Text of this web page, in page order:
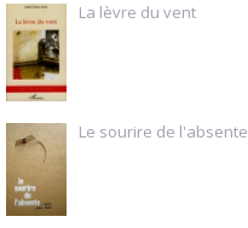
La lèvre du vent
Le sourire de l'absente